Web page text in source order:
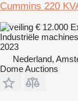
Cummins 220
€ 12.000
Industriële
2023
Nederland,
Dome Auctions